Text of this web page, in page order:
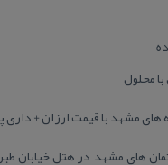
محلول
مشهد با قیمت ارزان + داری پارکینگ